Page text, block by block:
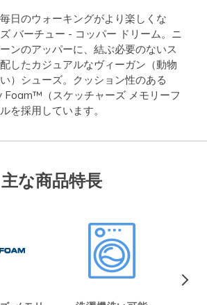
日のウォーキングがより楽しくな
バーチュー - コッパー ドリーム。ニ
ンのアッパーに、結ぶ必要のないス
したカジュアルなヴィーガン（動物
）シューズ。クッション性のある
Foam™（スケッチャーズ メモリーフ
を採用しています。
主な商品特長